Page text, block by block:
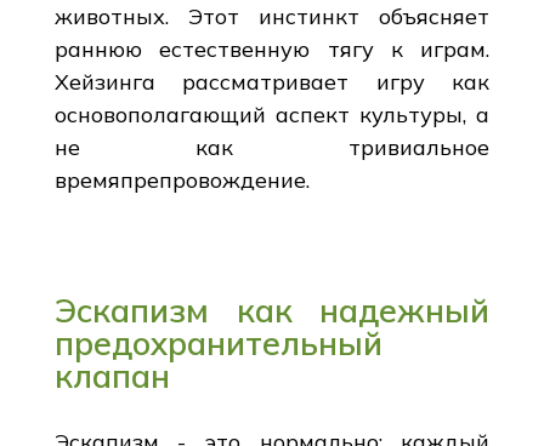
животных. Этот инстинкт объясняет
раннюю естественную тягу к играм.
Хейзинга рассматривает игру как
основополагающий аспект культуры, а
не как тривиальное
времяпрепровождение.
Эскапизм как надежный
предохранительный
клапан